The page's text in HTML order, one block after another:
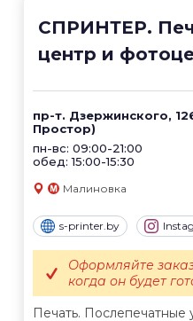
СПРИНТЕР.
центр и
пр-т. Дзержинского,
Простор)
пн-вс: 09:00-21:00
обед: 15:00-15:30
Малиновка
s-printer.by
Печать. Послепечатные
Оформляйте
когда он будет